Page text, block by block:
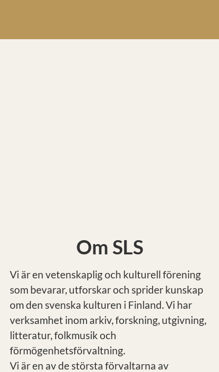
Om SLS
Vi är en vetenskaplig och kulturell förening
som bevarar, utforskar och sprider kunskap
om den svenska kulturen i Finland. Vi har
verksamhet inom arkiv, forskning, utgivning,
litteratur, folkmusik och
förmögenhetsförvaltning.
Vi är en av de största förvaltarna av